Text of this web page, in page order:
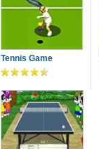
Tennis Game